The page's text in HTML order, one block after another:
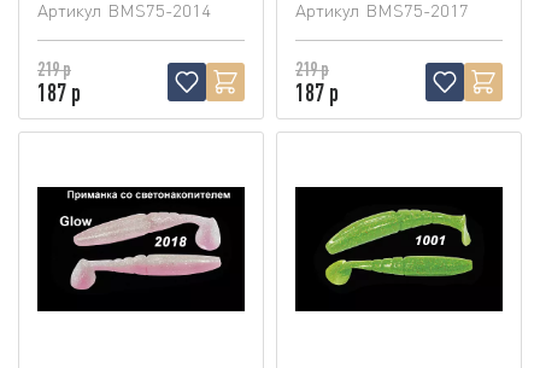
Артикул BMS75-2014
219 р
187 р
Артикул BMS75-2017
219 р
187 р